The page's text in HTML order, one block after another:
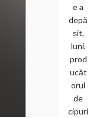
e a
depă
șit,
luni,
prod
ucăt
orul
de
cipuri